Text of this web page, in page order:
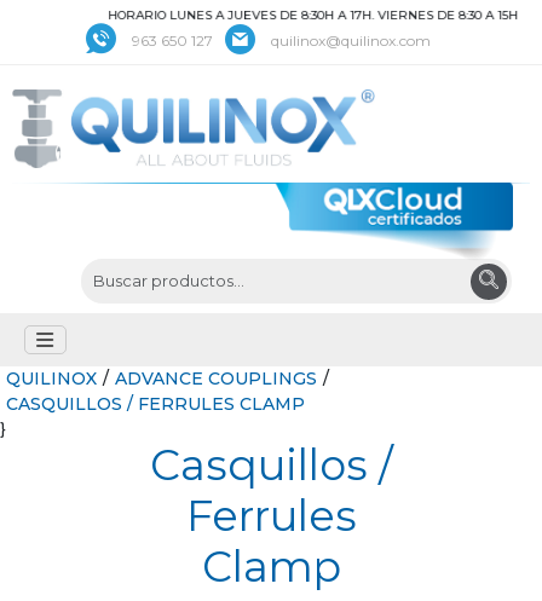
HORARIO LUNES A JUEVES DE 8:30H A 17H. VIERNES DE 8:30 A 15H
963 650 127 quilinox@quilinox.com
QUILINOX / ADVANCE COUPLINGS /
CASQUILLOS / FERRULES CLAMP
}
Casquillos /
Ferrules
Clamp